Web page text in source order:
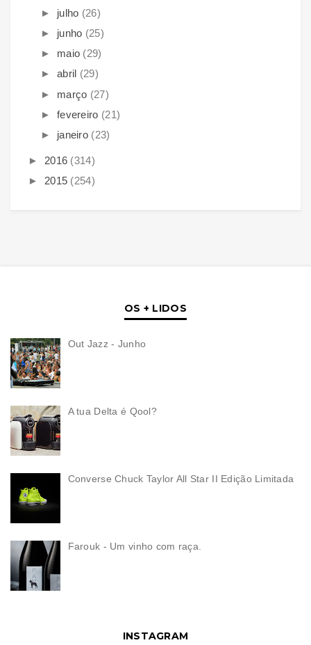
► julho (26)
► junho (25)
► maio (29)
► abril (29)
► março (27)
► fevereiro (21)
► janeiro (23)
► 2016 (314)
► 2015 (254)
OS + LIDOS
Out Jazz - Junho
A tua Delta é Qool?
Converse Chuck Taylor All Star II Edição Limitada
Farouk - Um vinho com raça.
INSTAGRAM